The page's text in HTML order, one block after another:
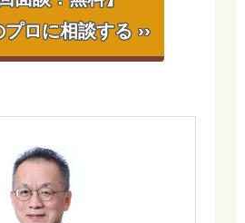
ロに相談する ››